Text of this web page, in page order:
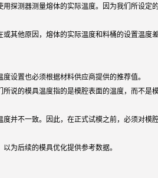
用探测器测量熔体的实际温度。因为我们所设
或其他原因，熔体的实际温度和料桶的设置温度
度设置也必须根据材料供应商提供的推荐值。
所说的模具温度指的是模腔表面的温度，而不
度并不一致。因此，在正式试模之前，必须对
为后续的模具优化提供参考数据。